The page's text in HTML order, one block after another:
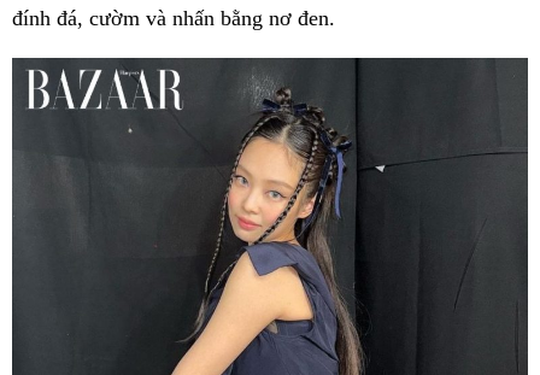
đính đá, cườm và nhấn bằng nơ đen.